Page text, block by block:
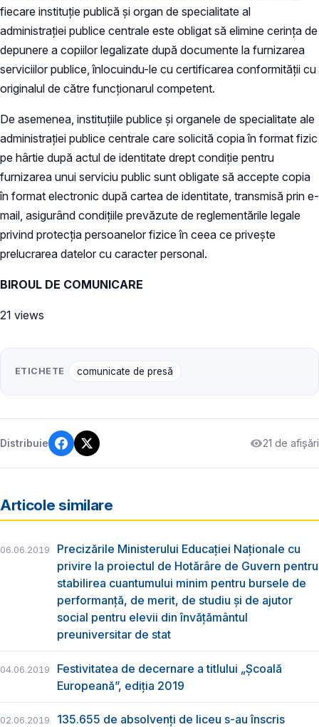
fiecare instituţie publică şi organ de specialitate al
administraţiei publice centrale este obligat să elimine cerinţa de
depunere a copiilor legalizate după documente la furnizarea
serviciilor publice, înlocuindu-le cu certificarea conformităţii cu
originalul de către funcţionarul competent.
De asemenea, instituţiile publice şi organele de specialitate ale
administraţiei publice centrale care solicită copia în format fizic
pe hârtie după actul de identitate drept condiţie pentru
furnizarea unui serviciu public sunt obligate să accepte copia
în format electronic după cartea de identitate, transmisă prin e-
mail, asigurând condiţiile prevăzute de reglementările legale
privind protecţia persoanelor fizice în ceea ce priveşte
prelucrarea datelor cu caracter personal.
BIROUL DE COMUNICARE
21 views
ETICHETE comunicate de presă
Distribuie 21 de afișări
Articole similare
06.06.2019
Precizările Ministerului Educației Naționale cu
privire la proiectul de Hotărâre de Guvern pentru
stabilirea cuantumului minim pentru bursele de
performanță, de merit, de studiu și de ajutor
social pentru elevii din învățământul
preuniversitar de stat
04.06.2019
Festivitatea de decernare a titlului „Şcoală
Europeană”, ediția 2019
02.06.2019
135.655 de absolvenţi de liceu s-au înscris